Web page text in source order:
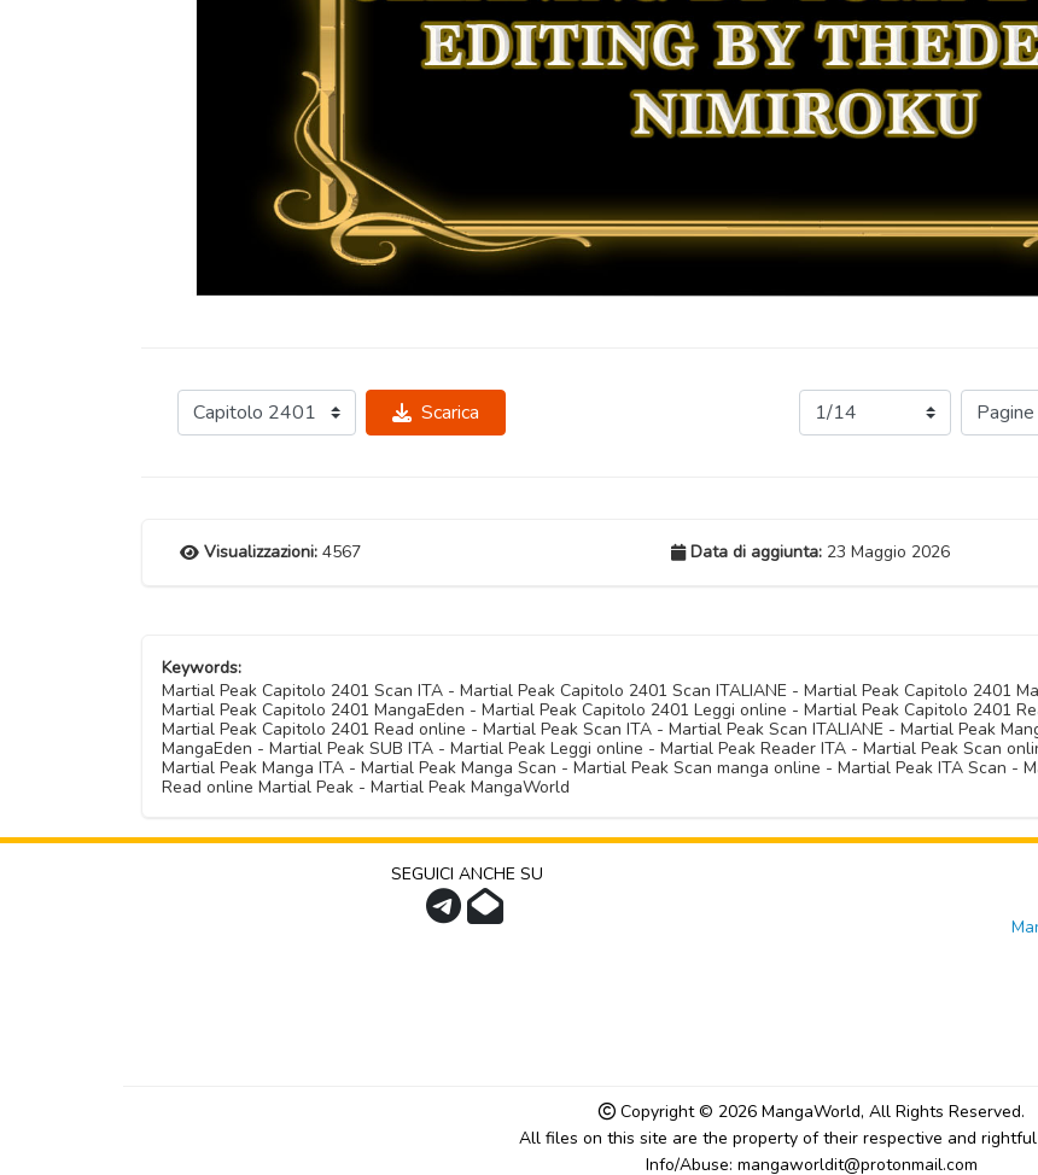
Scarica
Visualizzazioni: 4567 Data di aggiunta: 23 Maggio 2026
Keywords:
Martial Peak Capitolo 2401 Scan ITA - Martial Peak Capitolo 2401 Scan ITALIANE - Martial Peak Capitolo 2401
Martial Peak Capitolo 2401 MangaEden - Martial Peak Capitolo 2401 Leggi online - Martial Peak Capitolo 2401
Martial Peak Capitolo 2401 Read online - Martial Peak Scan ITA - Martial Peak Scan ITALIANE - Martial Peak
MangaEden - Martial Peak SUB ITA - Martial Peak Leggi online - Martial Peak Reader ITA - Martial Peak Scan
Martial Peak Manga ITA - Martial Peak Manga Scan - Martial Peak Scan manga online - Martial Peak ITA Scan -
Read online Martial Peak - Martial Peak MangaWorld
SEGUICI ANCHE SU
Copyright © 2026 MangaWorld, All Rights Reserved.
All files on this site are the property of their respective and
Info/Abuse: mangaworldit@protonmail.com